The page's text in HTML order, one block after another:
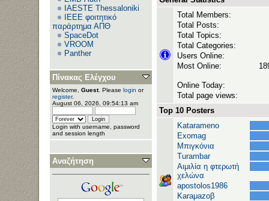
IAESTE Thessaloniki
IEEE φοιτητικό
παράρτημα ΑΠΘ
SpaceDot
VROOM
Panther
Πίνακας Ελέγχου
Welcome, Guest. Please login or
register.
August 06, 2026, 09:54:13 am
Login with username, password
and session length
Αναζήτηση
Total Members:
Total Posts:
Total Topics:
Total Categories:
Users Online:
Most Online:
Online Today:
Total page views:
Top 10 Posters
Katarameno
Exomag
Μπιγκόνια
Turambar
Αιμιλία η φτερωτή
χελώνα
apostolos1986
Karaμazoβ